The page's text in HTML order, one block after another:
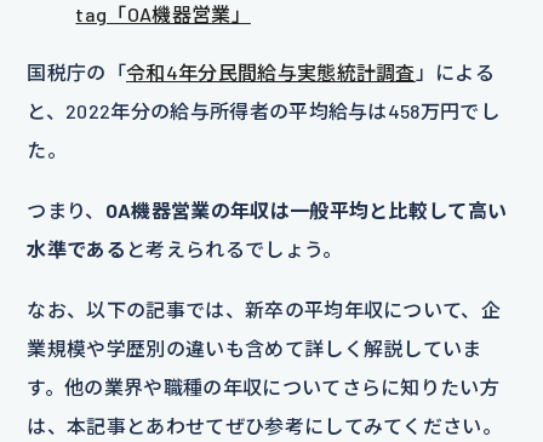
tag「OA機器営業」
国税庁の「令和4年分民間給与実態統計調査 」による
と、2022年分の給与所得者の平均給与は458万円でし
た。
つまり、 OA機器営業の年収は一般平均と比較して高い
水準である と考えられるでしょう。
なお、以下の記事では、新卒の平均年収について、企
業規模や学歴別の違いも含めて詳しく解説していま
す。他の業界や職種の年収についてさらに知りたい方
は、本記事とあわせてぜひ参考にしてみてください。